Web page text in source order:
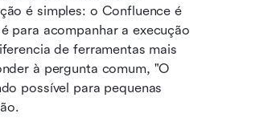
é simples: o Confluence é
para acompanhar a execução
de ferramentas mais
à pergunta comum, "O
possível para pequenas